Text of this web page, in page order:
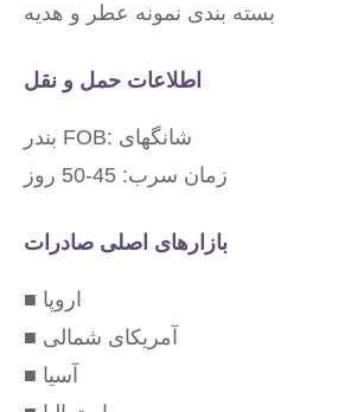
بسته بندی نمونه عطر و هدیه
اطلاعات حمل و نقل
بندر FOB: شانگهای
زمان سرب: 45-50 روز
بازارهای اصلی صادرات
■ اروپا
■ آمریکای شمالی
■ آسیا